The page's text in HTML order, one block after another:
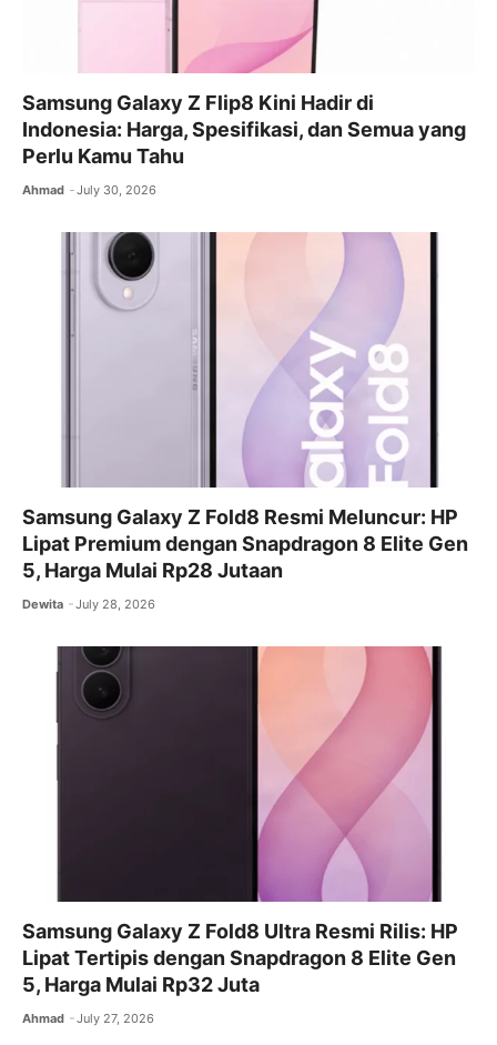
Samsung Galaxy Z Flip8 Kini Hadir di
Indonesia: Harga, Spesifikasi, dan Semua yang
Perlu Kamu Tahu
Ahmad July 30, 2026
Samsung Galaxy Z Fold8 Resmi Meluncur: HP
Lipat Premium dengan Snapdragon 8 Elite Gen
5, Harga Mulai Rp28 Jutaan
Dewita July 28, 2026
Samsung Galaxy Z Fold8 Ultra Resmi Rilis: HP
Lipat Tertipis dengan Snapdragon 8 Elite Gen
5, Harga Mulai Rp32 Juta
Ahmad July 27, 2026